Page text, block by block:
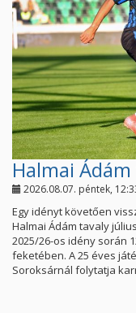
Halmai
2026.08.07. péntek,
Egy idényt követően
Halmai Ádám tavaly
2025/26-os idény során
feketében. A 25 éves
Soroksárnál folytatja